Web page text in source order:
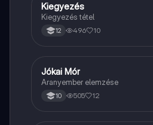
Töri
Kiegyezés
Kiegyezés tétel
12 496 10
Magyar
Jókai Mór
Aranyember elemzése
10 505 12